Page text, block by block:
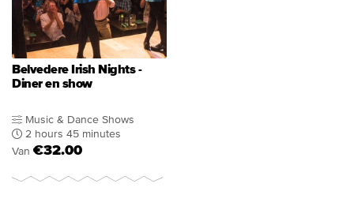
Belvedere Irish Nights -
Diner en show
Music & Dance Shows
2 hours 45 minutes
Van €32.00